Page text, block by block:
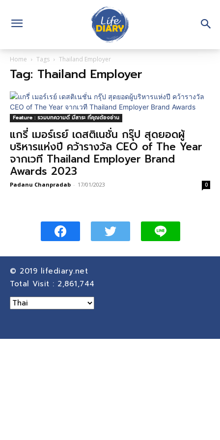
Home Tags Thailand Employer
Tag: Thailand Employer
Feature : รวมบทความดี มีสาระ ที่คุณต้องอ่าน
แกรี่ เมอร์เรย์ เดสติเนชั่น กรุ๊ป สุดยอดผู้
บริหารแห่งปี คว้ารางวัล CEO of The Year
จากเวที Thailand Employer Brand
Awards 2023
Padanu Chanpradab - 17/01/2023 0
© 2019 lifediary.net
Total Visit : 2,861,744